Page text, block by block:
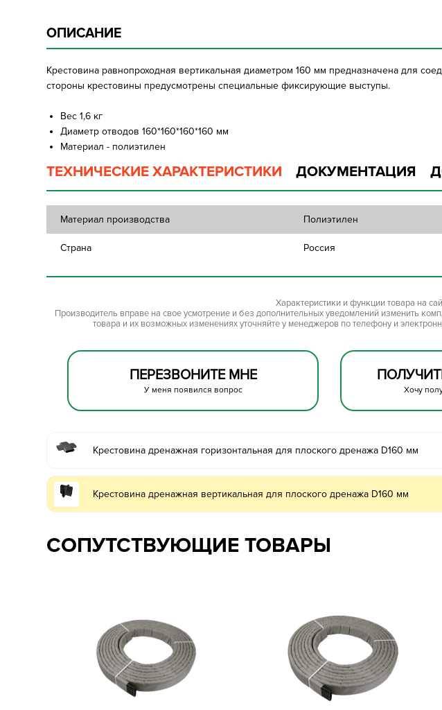
ОПИСАНИЕ
Крестовина равнопроходная вертикальная диаметром 160 мм предназначена для
стороны крестовины предусмотрены специальные фиксирующие выступы.
Вес 1,6 кг
Диаметр отводов 160*160*160*160 мм
Материал - полиэтилен
ТЕХНИЧЕСКИЕ ХАРАКТЕРИСТИКИ ДОКУМЕНТАЦИЯ
Материал производства Полиэтилен
Страна Россия
Характеристики и функции товара на
Производитель вправе на свое усмотрение и без дополнительных уведомлений изменить
товара и их возможных изменениях уточняйте у менеджеров по телефону и
ПЕРЕЗВОНИТЕ МНЕ
У меня появился вопрос Хочу
Крестовина дренажная горизонтальная для плоского дренажа D160 мм
Крестовина дренажная вертикальная для плоского дренажа D160 мм
СОПУТСТВУЮЩИЕ ТОВАРЫ